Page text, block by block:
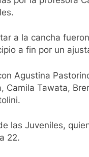
a la cancha
a fin por un
Agustina
Camila Tawata,
las Juveniles,
22.